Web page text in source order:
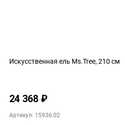
Искусственная ель Ms.Tree, 210 см
24 368 ₽
Артикул: 15936.02